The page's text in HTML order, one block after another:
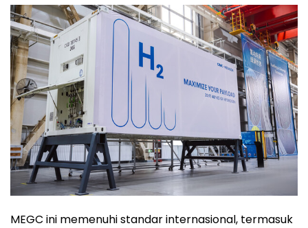
MEGC ini memenuhi standar internasional, termasuk